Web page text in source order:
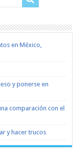
en México,
y ponerse en
comparación con el
y hacer trucos